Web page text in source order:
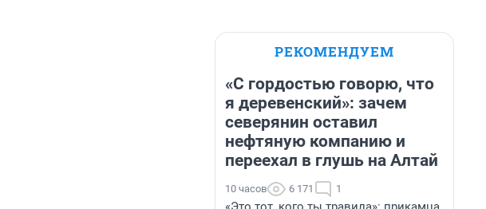
РЕКОМЕНДУЕМ
«С гордостью говорю, что
я деревенский»: зачем
северянин оставил
нефтяную компанию и
переехал в глушь на Алтай
10 часов 6 171 1